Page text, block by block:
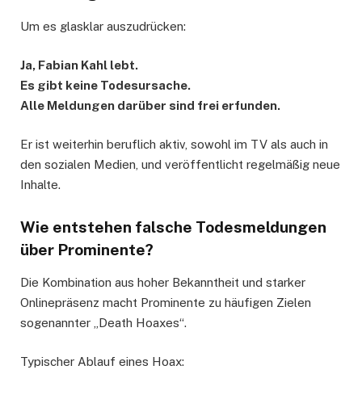
Um es glasklar auszudrücken:
Ja, Fabian Kahl lebt.
Es gibt keine Todesursache.
Alle Meldungen darüber sind frei erfunden.
Er ist weiterhin beruflich aktiv, sowohl im TV als auch in
den sozialen Medien, und veröffentlicht regelmäßig neue
Inhalte.
Wie entstehen falsche Todesmeldungen
über Prominente?
Die Kombination aus hoher Bekanntheit und starker
Onlinepräsenz macht Prominente zu häufigen Zielen
sogenannter „Death Hoaxes“.
Typischer Ablauf eines Hoax: